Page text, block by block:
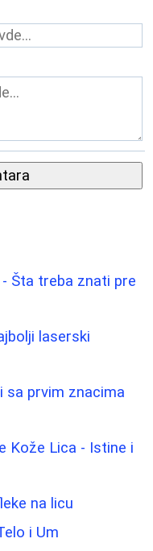
Šta treba znati pre
laserski
sa prvim znacima
Kože Lica - Istine i
na licu
i Um